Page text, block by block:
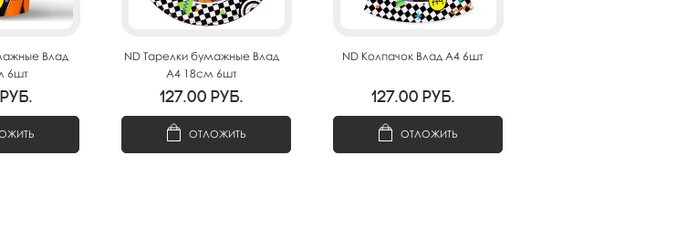
Влад
6шт
руб.
ND Тарелки бумажные Влад
А4 18см 6шт
127.00 руб.
ОТЛОЖИТЬ
ND Колпачок Влад А4 6шт
127.00 руб.
ОТЛОЖИТЬ